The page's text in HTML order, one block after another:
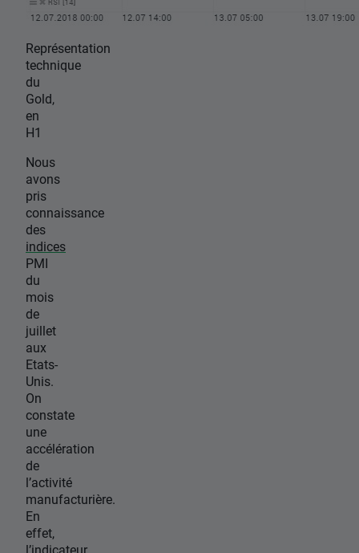
Représentation
technique
du
Gold,
en
H1
Nous
avons
pris
connaissance
des
indices
PMI
du
mois
de
juillet
aux
Etats-
Unis.
On
constate
une
accélération
de
l’activité
manufacturière.
En
effet,
l’indicateur